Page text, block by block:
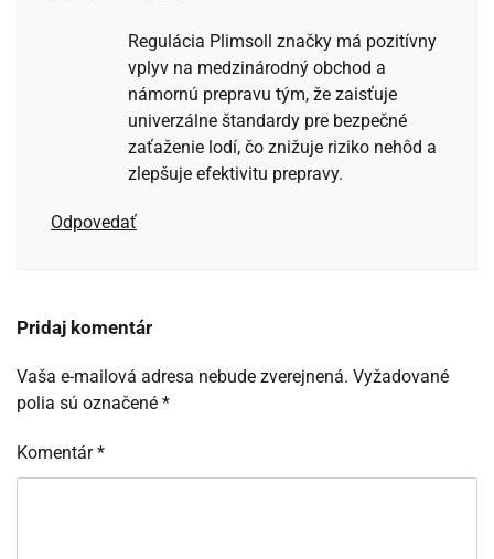
Regulácia Plimsoll značky má pozitívny
vplyv na medzinárodný obchod a
námornú prepravu tým, že zaisťuje
univerzálne štandardy pre bezpečné
zaťaženie lodí, čo znižuje riziko nehôd a
zlepšuje efektivitu prepravy.
Odpovedať
Pridaj komentár
Vaša e-mailová adresa nebude zverejnená. Vyžadované
polia sú označené *
Komentár*